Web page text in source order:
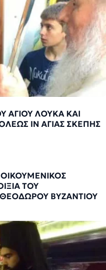
ΑΓΙΟΥ ΛΟΥΚΑ ΚΑΙ
ΙΝ ΑΓΙΑΣ ΣΚΕΠΗΣ
ΤΟΥ
ΒΥΖΑΝΤΙΟΥ